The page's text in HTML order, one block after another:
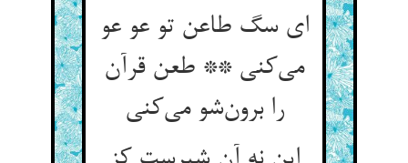
ای سگ طاعن تو عو عو
می‌کنی ** طعن قرآن
را برون‌شو می‌کنی